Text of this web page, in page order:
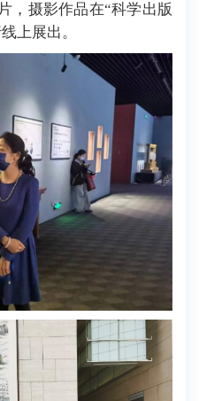
，摄影作品在“科学出版
上展出。